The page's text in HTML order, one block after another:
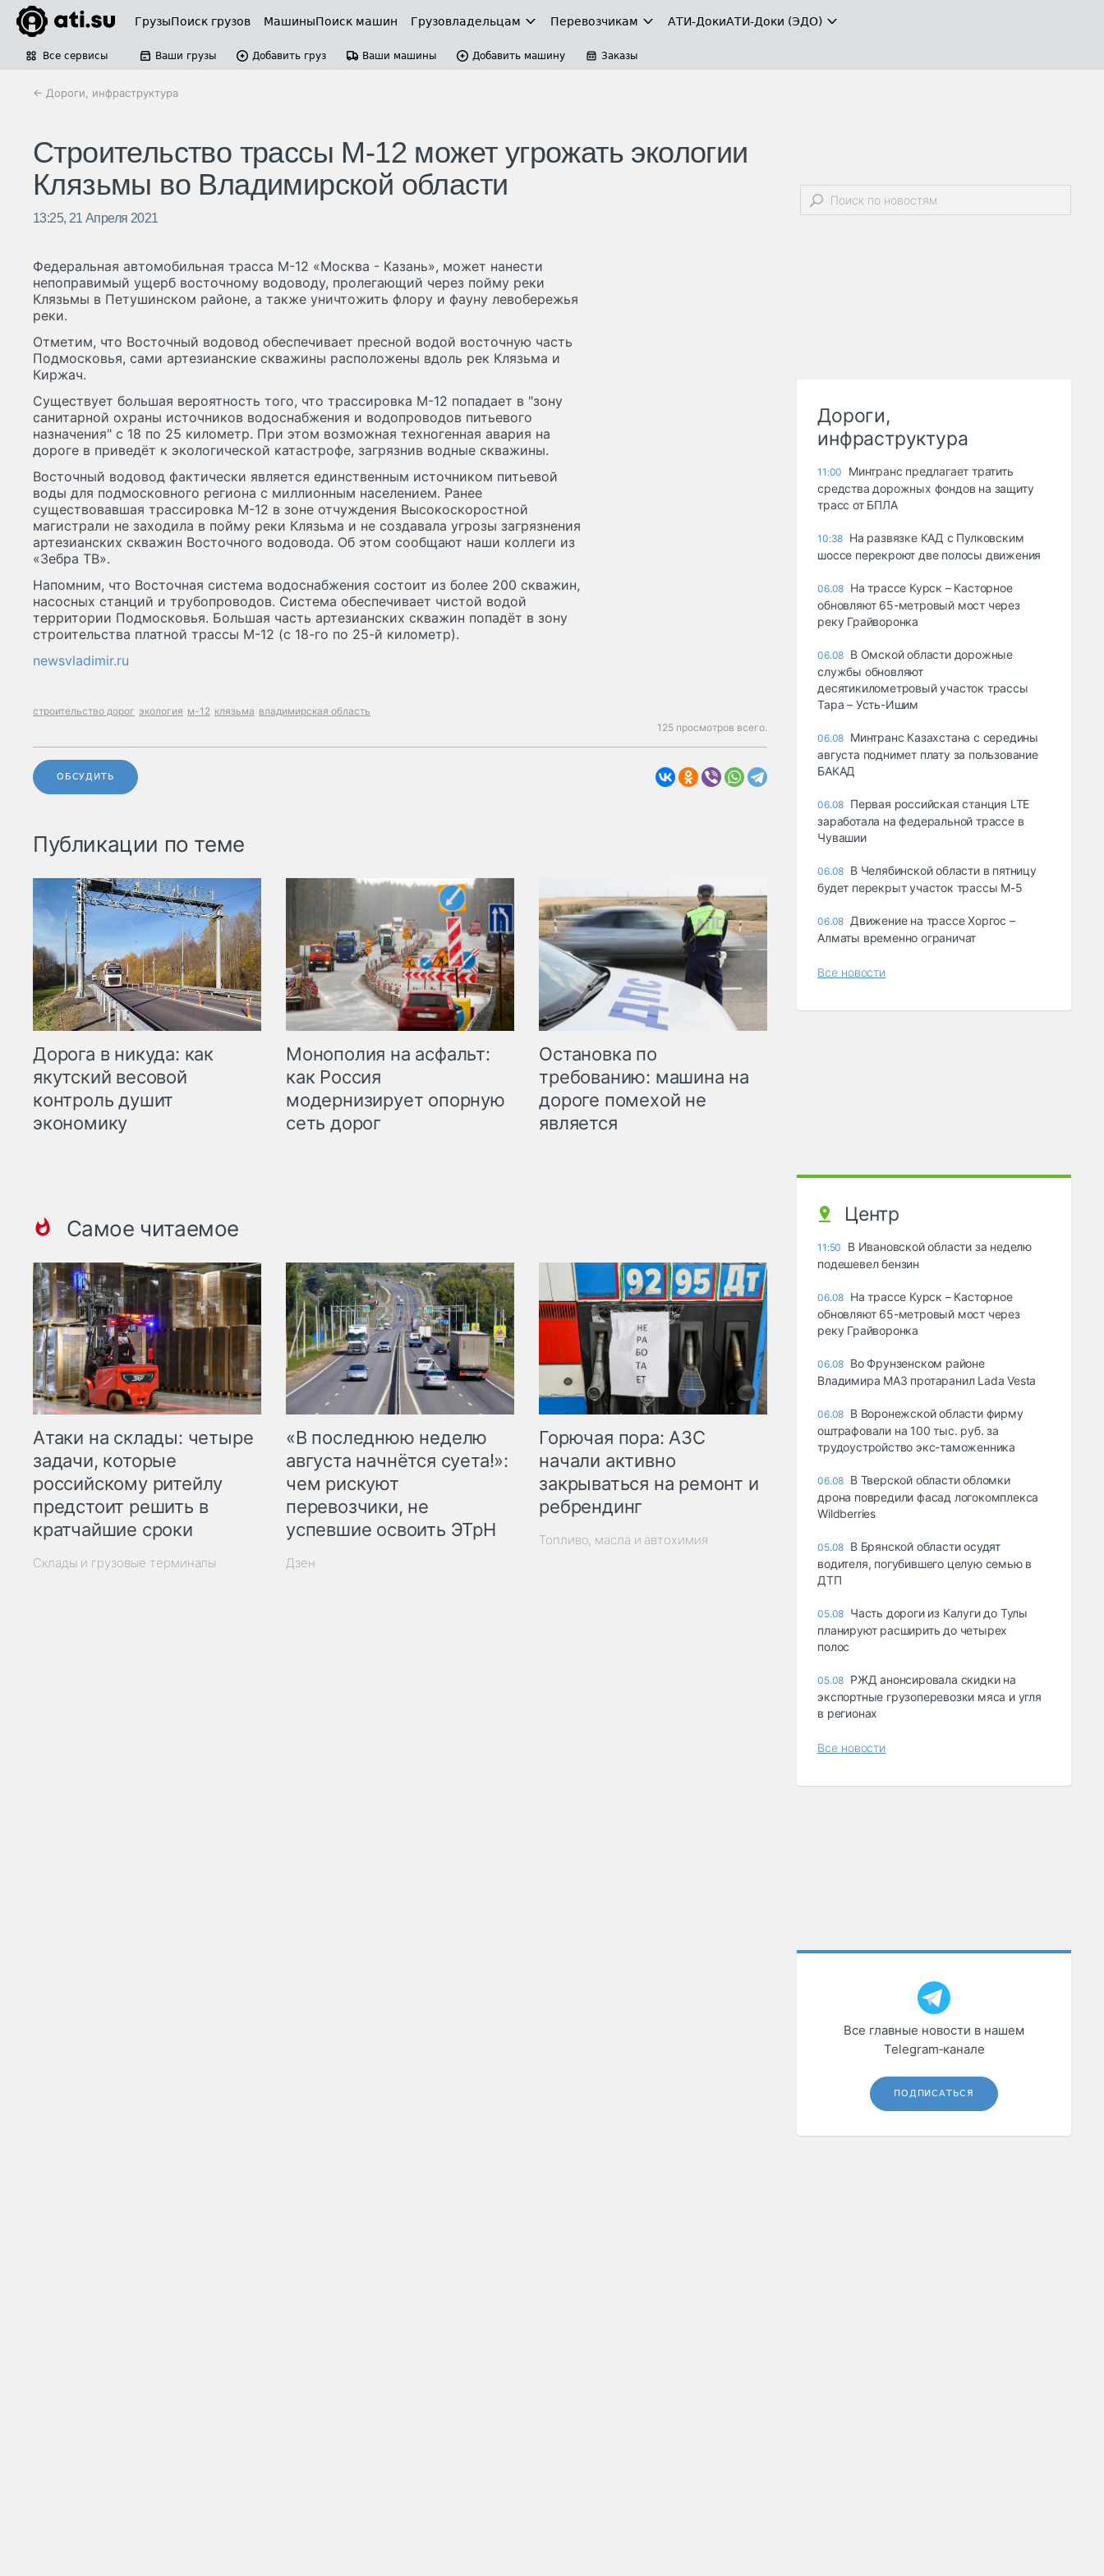
ГрузыПоиск грузов МашиныПоиск машин Грузовладельцам Перевозчикам АТИ-ДокиАТИ-Доки (ЭДО)
Все сервисы Ваши грузы Добавить груз Ваши машины Добавить машину Заказы
← Дороги, инфраструктура
Строительство трассы М-12 может угрожать экологии
Клязьмы во Владимирской области
13:25, 21 Апреля 2021
Федеральная автомобильная трасса М-12 «Москва - Казань», может нанести
непоправимый ущерб восточному водоводу, пролегающий через пойму реки
Клязьмы в Петушинском районе, а также уничтожить флору и фауну левобережья
реки.
Отметим, что Восточный водовод обеспечивает пресной водой восточную часть
Подмосковья, сами артезианские скважины расположены вдоль рек Клязьма и
Киржач.
Существует большая вероятность того, что трассировка М-12 попадает в "зону
санитарной охраны источников водоснабжения и водопроводов питьевого
назначения" с 18 по 25 километр. При этом возможная техногенная авария на
дороге в приведёт к экологической катастрофе, загрязнив водные скважины.
Восточный водовод фактически является единственным источником питьевой
воды для подмосковного региона с миллионным населением. Ранее
существовавшая трассировка М-12 в зоне отчуждения Высокоскоростной
магистрали не заходила в пойму реки Клязьма и не создавала угрозы загрязнения
артезианских скважин Восточного водовода. Об этом сообщают наши коллеги из
«Зебра ТВ».
Напомним, что Восточная система водоснабжения состоит из более 200 скважин,
насосных станций и трубопроводов. Система обеспечивает чистой водой
территории Подмосковья. Большая часть артезианских скважин попадёт в зону
строительства платной трассы М-12 (с 18-го по 25-й километр).
newsvladimir.ru
строительство дорог экология м-12 клязьма владимирская область
125 просмотров всего.
ОБСУДИТЬ
Публикации по теме
Дорога в никуда: как
якутский весовой
контроль душит
экономику
Монополия на асфальт:
как Россия
модернизирует опорную
сеть дорог
Остановка по
требованию: машина на
дороге помехой не
является
Самое читаемое
Атаки на склады: четыре
задачи, которые
российскому ритейлу
предстоит решить в
кратчайшие сроки
Склады и грузовые терминалы
«В последнюю неделю
августа начнётся суета!»:
чем рискуют
перевозчики, не
успевшие освоить ЭТрН
Дзен
Горючая пора: АЗС
начали активно
закрываться на ремонт и
ребрендинг
Топливо, масла и автохимия
Дороги,
инфраструктура
11:00
Минтранс предлагает тратить
средства дорожных фондов на защиту
трасс от БПЛА
10:38 На развязке КАД с Пулковским
шоссе перекроют две полосы движения
06.08 На трассе Курск – Касторное
обновляют 65-метровый мост через
реку Грайворонка
06.08 В Омской области дорожные
службы обновляют
десятикилометровый участок трассы
Тара – Усть-Ишим
06.08 Минтранс Казахстана с середины
августа поднимет плату за пользование
БАКАД
06.08 Первая российская станция LTE
заработала на федеральной трассе в
Чувашии
06.08 В Челябинской области в пятницу
будет перекрыт участок трассы М-5
06.08 Движение на трассе Хоргос –
Алматы временно ограничат
Все новости
Центр
11:50
В Ивановской области за неделю
подешевел бензин
06.08 На трассе Курск – Касторное
обновляют 65-метровый мост через
реку Грайворонка
06.08 Во Фрунзенском районе
Владимира МАЗ протаранил Lada Vesta
06.08 В Воронежской области фирму
оштрафовали на 100 тыс. руб. за
трудоустройство экс-таможенника
06.08 В Тверской области обломки
дрона повредили фасад логокомплекса
Wildberries
05.08 В Брянской области осудят
водителя, погубившего целую семью в
ДТП
05.08 Часть дороги из Калуги до Тулы
планируют расширить до четырех
полос
05.08 РЖД анонсировала скидки на
экспортные грузоперевозки мяса и угля
в регионах
Все новости
Все главные новости в нашем
Telegram‑канале
ПОДПИСАТЬСЯ